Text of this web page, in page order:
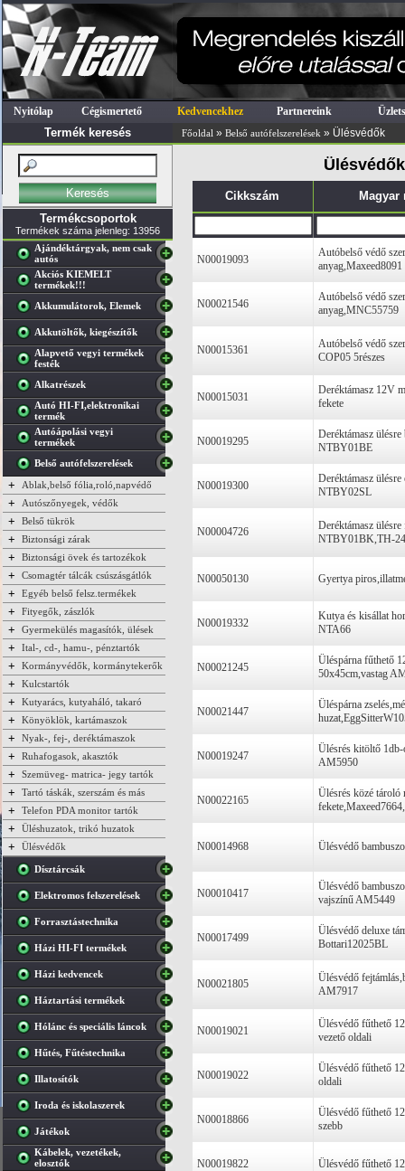
Nyitólap Cégismertető Kedvencekhez Partnereink
Termék keresés Főoldal » Belső autófelszerelések » Ülésvédők
Termékcsoportok
Termékek száma jelenleg: 13956
Ajándéktárgyak, nem csak
autós
Akciós KIEMELT
termékek!!!
Akkumulátorok, Elemek
Akkutöltők, kiegészítők
Alapvető vegyi termékek
festék
Alkatrészek
Autó HI-FI,elektronikai
termék
Autóápolási vegyi
termékek
Belső autófelszerelések
+ Ablak,belső fólia,roló,napvédő
+ Autószőnyegek, védők
+ Belső tükrök
+ Biztonsági zárak
+ Biztonsági övek és tartozékok
+ Csomagtér tálcák csúszásgátlók
+ Egyéb belső felsz.termékek
+ Fityegők, zászlók
+ Gyermekülés magasítók, ülések
+ Ital-, cd-, hamu-, pénztartók
+ Kormányvédők, kormánytekerők
+ Kulcstartók
+ Kutyarács, kutyaháló, takaró
+ Könyöklök, kartámaszok
+ Nyak-, fej-, deréktámaszok
+ Ruhafogasok, akasztók
+ Szemüveg- matrica- jegy tartók
+ Tartó táskák, szerszám és más
+ Telefon PDA monitor tartók
+ Üléshuzatok, trikó huzatok
+ Ülésvédők
Dísztárcsák
Elektromos felszerelések
Forrasztástechnika
Házi HI-FI termékek
Házi kedvencek
Háztartási termékek
Hólánc és speciális láncok
Hűtés, Fűtéstechnika
Illatosítók
Iroda és iskolaszerek
Játékok
Kábelek, vezetékek,
elosztók
Cikkszám Magyar
N00019093
Autóbelső védő
anyag,Maxeed8091
N00021546
Autóbelső védő
anyag,MNC55759
N00015361
Autóbelső védő
COP05 5részes
N00015031
Deréktámasz 12V
fekete
N00019295
Deréktámasz ülésre
NTBY01BE
N00019300
Deréktámasz
NTBY02SL
N00004726
Deréktámasz ülésre
NTBY01BK,TH-
N00050130 Gyertya
N00019332
Kutya és kisállat
NTA66
N00021245
Üléspárna fűthető
50x45cm,vastag
N00021447
Üléspárna
N00019247
Ülésrés kitöltő 1db-
AM5950
N00022165
Ülésrés közé tároló
N00014968 Ülésvédő
N00010417
Ülésvédő
vajszínű AM5449
N00017499
Ülésvédő deluxe
Bottari12025BL
N00021805
Ülésvédő
AM7917
N00019021
Ülésvédő fűthető
vezető oldali
N00019022
Ülésvédő fűthető
oldali
N00018866
Ülésvédő fűthető
szebb
N00019822 Ülésvédő fűthető